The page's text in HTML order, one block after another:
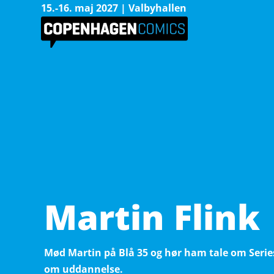
15.-16. maj 2027 | Valbyhallen
Martin Flink
Mød Martin på Blå 35 og hør ham tale om
om uddannelse.